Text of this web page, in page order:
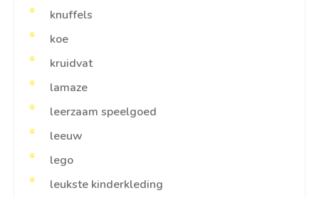
knuffels
koe
kruidvat
lamaze
leerzaam speelgoed
leeuw
lego
leukste kinderkleding